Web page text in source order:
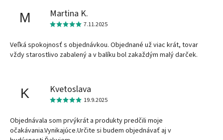
M Martina K.
7.11.2025
Veľká spokojnosť s objednávkou. Objednané už viac krát, tovar
vždy starostlivo zabalený a v balíku bol zakaždým malý darček.
K Kvetoslava
19.9.2025
Objednávala som prvýkrát a produkty predčili moje
očakávania.Vynikajúce.Určite si budem objednávať aj v